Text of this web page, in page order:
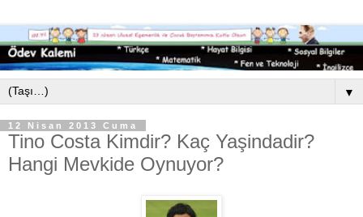
▼
12 Nisan 2013 Cuma
Tino Costa Kimdir? Kaç Yaşindadir?
Hangi Mevkide Oynuyor?